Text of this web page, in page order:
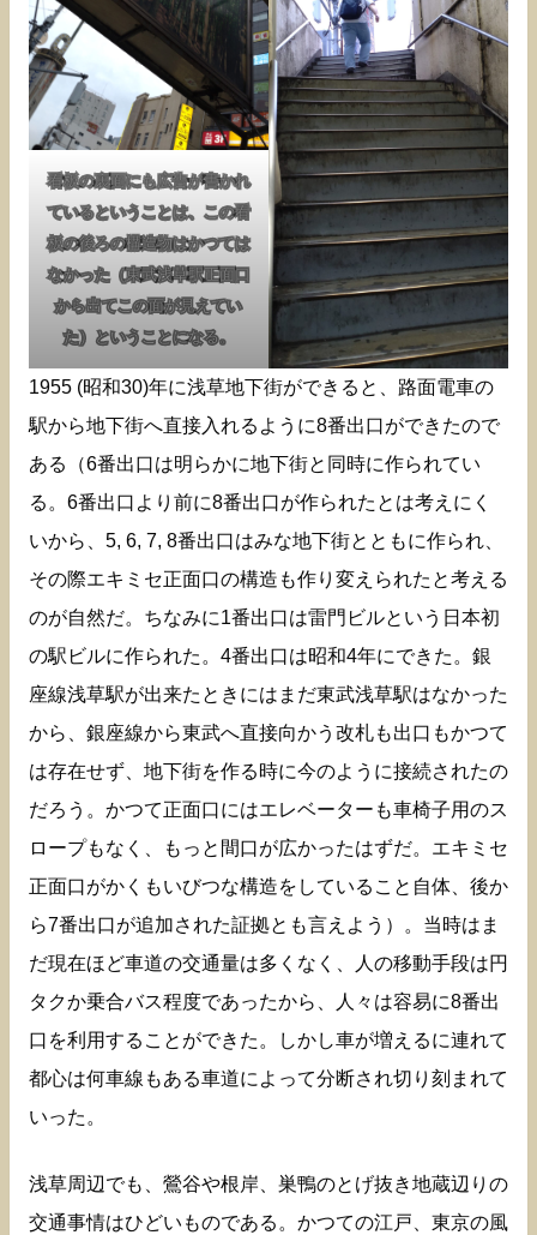
看板の裏面にも広告が書かれ
ているということは、この看
板の後ろの構造物はかつては
なかった（東武浅草駅正面口
から出てこの面が見えてい
た）ということになる。
1955 (昭和30)年に浅草地下街ができると、路面電車の
駅から地下街へ直接入れるように8番出口ができたので
ある（6番出口は明らかに地下街と同時に作られてい
る。6番出口より前に8番出口が作られたとは考えにく
いから、5, 6, 7, 8番出口はみな地下街とともに作られ、
その際エキミセ正面口の構造も作り変えられたと考える
のが自然だ。ちなみに1番出口は雷門ビルという日本初
の駅ビルに作られた。4番出口は昭和4年にできた。銀
座線浅草駅が出来たときにはまだ東武浅草駅はなかった
から、銀座線から東武へ直接向かう改札も出口もかつて
は存在せず、地下街を作る時に今のように接続されたの
だろう。かつて正面口にはエレベーターも車椅子用のス
ロープもなく、もっと間口が広かったはずだ。エキミセ
正面口がかくもいびつな構造をしていること自体、後か
ら7番出口が追加された証拠とも言えよう）。当時はま
だ現在ほど車道の交通量は多くなく、人の移動手段は円
タクか乗合バス程度であったから、人々は容易に8番出
口を利用することができた。しかし車が増えるに連れて
都心は何車線もある車道によって分断され切り刻まれて
いった。
浅草周辺でも、鶯谷や根岸、巣鴨のとげ抜き地蔵辺りの
交通事情はひどいものである。かつての江戸、東京の風